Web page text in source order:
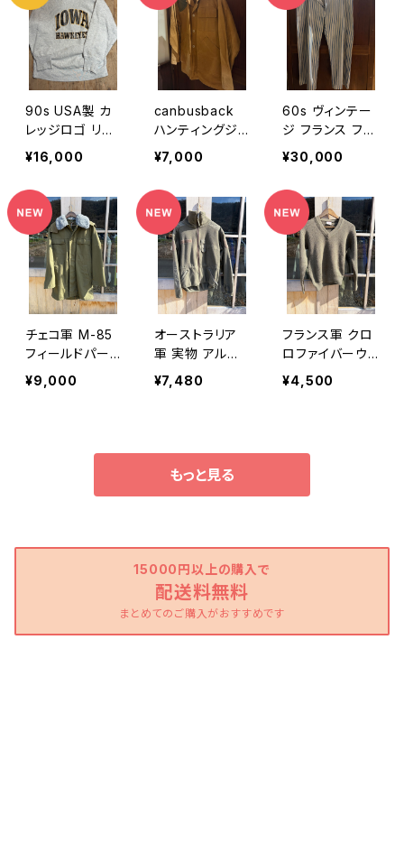
90s USA製 カ
レッジロゴ リバ
ースウィーブ
¥16,000
canbusback
ハンティングジャ
ケット
¥7,000
60s ヴィンテー
ジ フランス フレ
ンチパジャマ
¥30,000
チェコ軍 M-85
フィールドパー
カー
¥9,000
オーストラリア
軍 実物 アルパ
インフリースジャ
ケット
¥7,480
フランス軍 クロ
ロファイバーウ
ールVネックセ
ーター
¥4,500
もっと見る
15000円以上の購入で
配送料無料
まとめてのご購入がおすすめです